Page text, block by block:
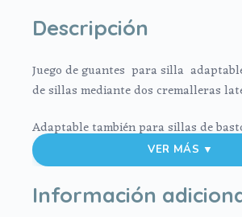
Descripción
Juego de guantes para silla
de sillas mediante dos cremalleras
Adaptable también para sillas de
abertura central
Exterior en tejido técnico liso e interior
pelo liso.
VER MÁS ▼
Información